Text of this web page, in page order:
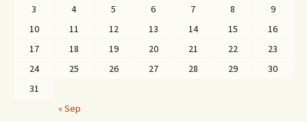
3
4 5 6 7 8
9
10
11 12 13 14 15
16
17
18 19 20 21 22
23
24
25 26 27 28 29
30
31
« Sep